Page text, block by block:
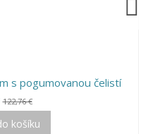
s pogumovanou čelistí
122,76 €
košíku